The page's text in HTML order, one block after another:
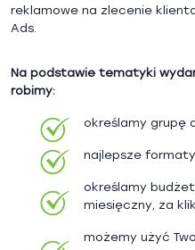
reklamowe na zlecenie
Ads.
Na podstawie tematyki
robimy:
określamy grupę
najlepsze
określamy
miesięczny, za
możemy użyć